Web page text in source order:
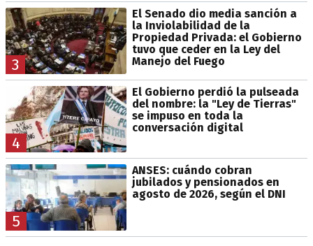
3
El Senado dio media sanción a
la Inviolabilidad de la
Propiedad Privada: el Gobierno
tuvo que ceder en la Ley del
Manejo del Fuego
4
El Gobierno perdió la pulseada
del nombre: la "Ley de Tierras"
se impuso en toda la
conversación digital
5
ANSES: cuándo cobran
jubilados y pensionados en
agosto de 2026, según el DNI